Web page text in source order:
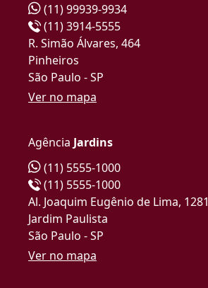
(11) 99939-9934
(11) 3914-5555
R. Simão Álvares, 464
Pinheiros
São Paulo - SP
Ver no mapa
Agência Jardins
(11) 5555-1000
(11) 5555-1000
Al. Joaquim Eugênio de Lima, 1281
Jardim Paulista
São Paulo - SP
Ver no mapa